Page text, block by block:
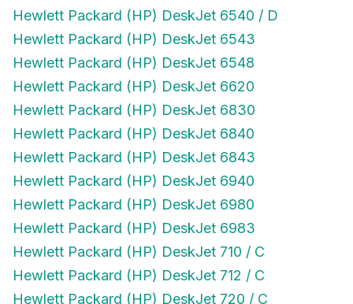
Hewlett Packard (HP) DeskJet 6540 / D
Hewlett Packard (HP) DeskJet 6543
Hewlett Packard (HP) DeskJet 6548
Hewlett Packard (HP) DeskJet 6620
Hewlett Packard (HP) DeskJet 6830
Hewlett Packard (HP) DeskJet 6840
Hewlett Packard (HP) DeskJet 6843
Hewlett Packard (HP) DeskJet 6940
Hewlett Packard (HP) DeskJet 6980
Hewlett Packard (HP) DeskJet 6983
Hewlett Packard (HP) DeskJet 710 / C
Hewlett Packard (HP) DeskJet 712 / C
Hewlett Packard (HP) DeskJet 720 / C